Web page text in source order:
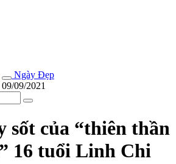
Ngày Đẹp
09/2021
sốt của “thiên thần
16 tuổi Linh Chi